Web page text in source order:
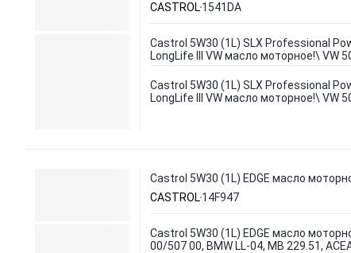
CASTROL1541DA
Castrol 5W30 (1L) SLX Professional
LongLife III VW масло моторное!\ VW
Castrol 5W30 (1L) SLX Professional
LongLife III VW масло моторное!\ VW
Castrol 5W30 (1L) EDGE масло
CASTROL14F947
Castrol 5W30 (1L) EDGE масло
00/507 00, BMW LL-04, MB 229.51,